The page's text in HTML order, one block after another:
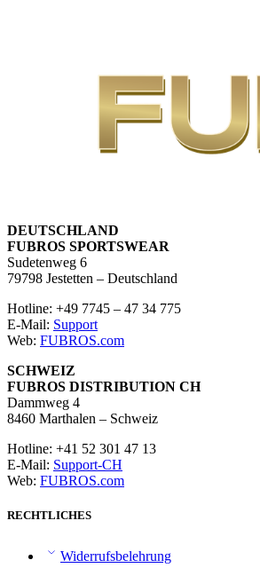
DEUTSCHLAND
FUBROS SPORTSWEAR
Sudetenweg 6
79798 Jestetten – Deutschland
Hotline: +49 7745 – 47 34 775
E-Mail: Support
Web: FUBROS.com
SCHWEIZ
FUBROS DISTRIBUTION CH
Dammweg 4
8460 Marthalen – Schweiz
Hotline: +41 52 301 47 13
E-Mail: Support-CH
Web: FUBROS.com
RECHTLICHES
Widerrufsbelehrung